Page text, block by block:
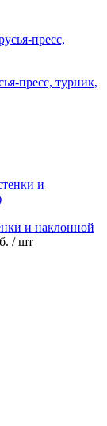
пресс, турник,
и наклонной
/ шт